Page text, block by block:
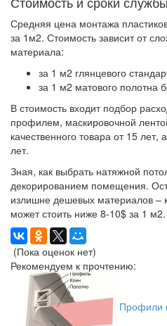
Средняя цена монтажа
за 1м2. Стоимость зависит от
материала:
за 1 м2 глянцевого
за 1 м2 матового полотна
В стоимость входит подбор
профилем, маскировочной
качественного товара от 15 лет,
лет.
Зная, как выбрать натяжной
декорированием помещения.
излишне дешевых материалов –
может стоить ниже 8-10$ за 1 м2.
(Пока оценок нет)
Рекомендуем к прочтению:
Профили